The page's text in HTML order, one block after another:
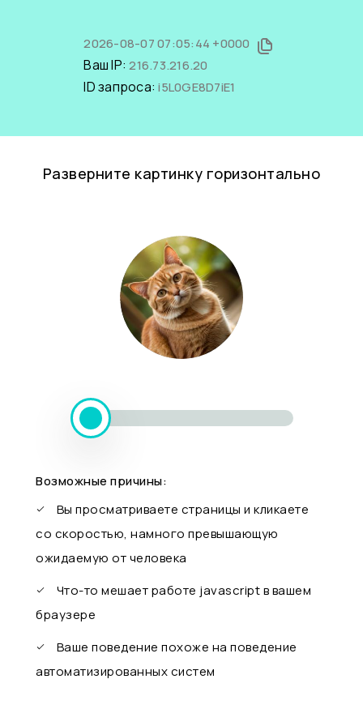
2026-08-07 07:05:44 +0000
Ваш IP:216.73.216.20
ID запроса:i5L0GE8D7iE1
Разверните картинку горизонтально
Возможные причины:
Вы просматриваете страницы и кликаете
со скоростью, намного превышающую
ожидаемую от человека
Что-то мешает работе javascript в вашем
браузере
Ваше поведение похоже на поведение
автоматизированных систем